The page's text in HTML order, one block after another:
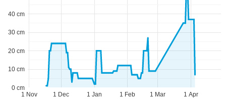
1 Nov 1 Dec 1 Jan 1 Feb 1 Mar 1 Apr
0 cm
10 cm
20 cm
30 cm
40 cm